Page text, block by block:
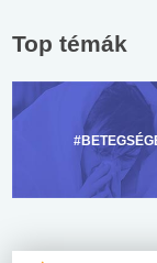
Top témák